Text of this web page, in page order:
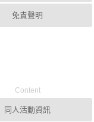
免責聲明
Content
同人活動資訊